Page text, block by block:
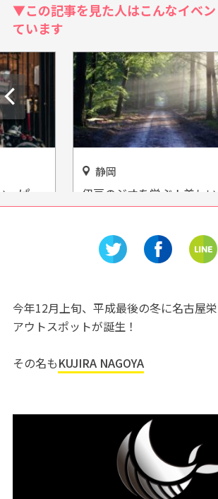
▼この記事を見た人はこんなイベ
ています
っぱ
「まぼ
静岡
伊豆のジオを学ぶ！美し
然が広がる『石廊崎オー
今年12月上旬、平成最後の冬に名古屋
アウトスポットが誕生！
その名もKUJIRA NAGOYA